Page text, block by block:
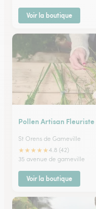
Voir la boutique
Pollen Artisan Fleuriste
St Orens de Gameville
★★★★★4.8 (42)
35 avenue de gameville
Voir la boutique